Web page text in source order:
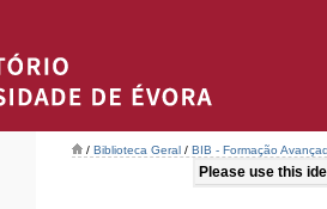
/ Biblioteca Geral / BIB - Formação
Please use this